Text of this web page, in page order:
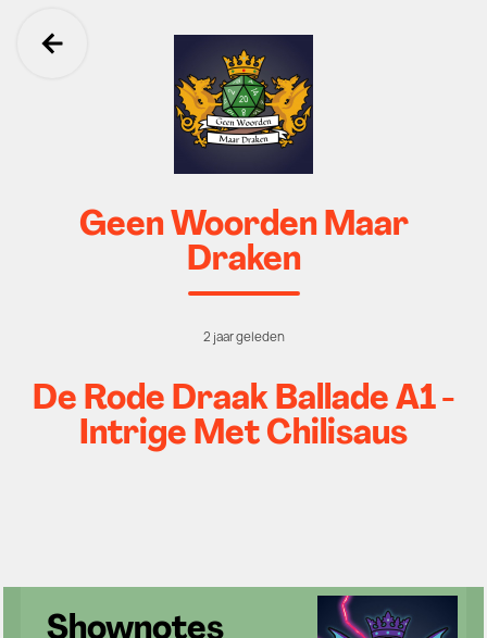
Ga terug
Geen Woorden Maar
Draken
2 jaar geleden
De Rode Draak Ballade A1 -
Intrige Met Chilisaus
Shownotes